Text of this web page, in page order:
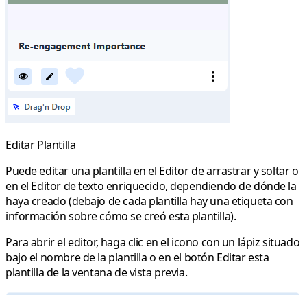
Editar Plantilla
Puede editar una plantilla en el Editor de arrastrar y soltar o
en el Editor de texto enriquecido, dependiendo de dónde la
haya creado (debajo de cada plantilla hay una etiqueta con
información sobre cómo se creó esta plantilla).
Para abrir el editor, haga clic en el icono con un lápiz situado
bajo el nombre de la plantilla o en el botón Editar esta
plantillade la ventana de vista previa.